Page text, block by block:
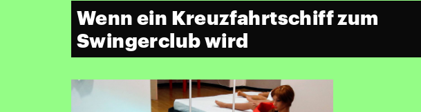
Wenn ein Kreuzfahrtschiff zum
Swingerclub wird